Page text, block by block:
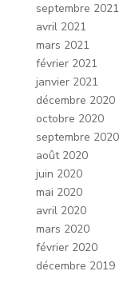
septembre 2021
avril 2021
mars 2021
février 2021
janvier 2021
décembre 2020
octobre 2020
septembre 2020
août 2020
juin 2020
mai 2020
avril 2020
mars 2020
février 2020
décembre 2019